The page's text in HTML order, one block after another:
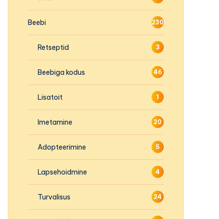
Beebi 230
Retseptid 3
Beebiga kodus 46
Lisatoit 1
Imetamine 20
Adopteerimine 5
Lapsehoidmine 4
Turvalisus 24